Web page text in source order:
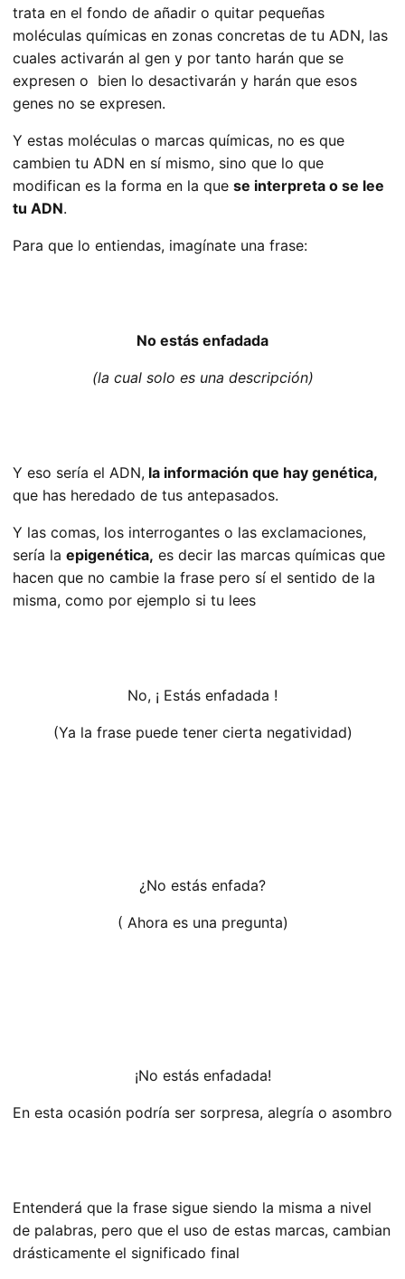
trata en el fondo de añadir o quitar pequeñas
moléculas químicas en zonas concretas de tu ADN, las
cuales activarán al gen y por tanto harán que se
expresen o bien lo desactivarán y harán que esos
genes no se expresen.
Y estas moléculas o marcas químicas, no es que
cambien tu ADN en sí mismo, sino que lo que
modifican es la forma en la que se interpreta o se lee
tu ADN.
Para que lo entiendas, imagínate una frase:
No estás enfadada
(la cual solo es una descripción)
Y eso sería el ADN, la información que hay genética,
que has heredado de tus antepasados.
Y las comas, los interrogantes o las exclamaciones,
sería la epigenética, es decir las marcas químicas que
hacen que no cambie la frase pero sí el sentido de la
misma, como por ejemplo si tu lees
No, ¡ Estás enfadada !
(Ya la frase puede tener cierta negatividad)
¿No estás enfada?
( Ahora es una pregunta)
¡No estás enfadada!
En esta ocasión podría ser sorpresa, alegría o asombro
Entenderá que la frase sigue siendo la misma a nivel
de palabras, pero que el uso de estas marcas, cambian
drásticamente el significado final